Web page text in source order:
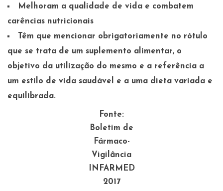
Melhoram a qualidade de vida e combatem
carências nutricionais
Têm que mencionar obrigatoriamente no rótulo
que se trata de um suplemento alimentar, o
objetivo da utilização do mesmo e a referência a
um estilo de vida saudável e a uma dieta variada e
equilibrada.
Fonte:
Boletim de
Fármaco-
Vigilância
INFARMED
2017